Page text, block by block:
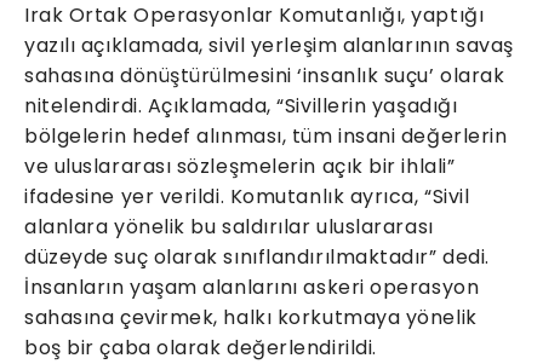
Irak Ortak Operasyonlar Komutanlığı, yaptığı
yazılı açıklamada, sivil yerleşim alanlarının savaş
sahasına dönüştürülmesini ‘insanlık suçu’ olarak
nitelendirdi. Açıklamada, “Sivillerin yaşadığı
bölgelerin hedef alınması, tüm insani değerlerin
ve uluslararası sözleşmelerin açık bir ihlali”
ifadesine yer verildi. Komutanlık ayrıca, “Sivil
alanlara yönelik bu saldırılar uluslararası
düzeyde suç olarak sınıflandırılmaktadır” dedi.
İnsanların yaşam alanlarını askeri operasyon
sahasına çevirmek, halkı korkutmaya yönelik
boş bir çaba olarak değerlendirildi.